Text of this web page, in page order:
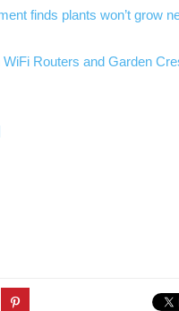
finds plants won’t grow
Routers and Garden